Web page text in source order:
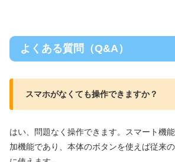
よくある質問（Q&A）
スマホがなくても操作できますか？
はい、問題なく操作できます。スマート機
加機能であり、本体のボタンを使えば従来